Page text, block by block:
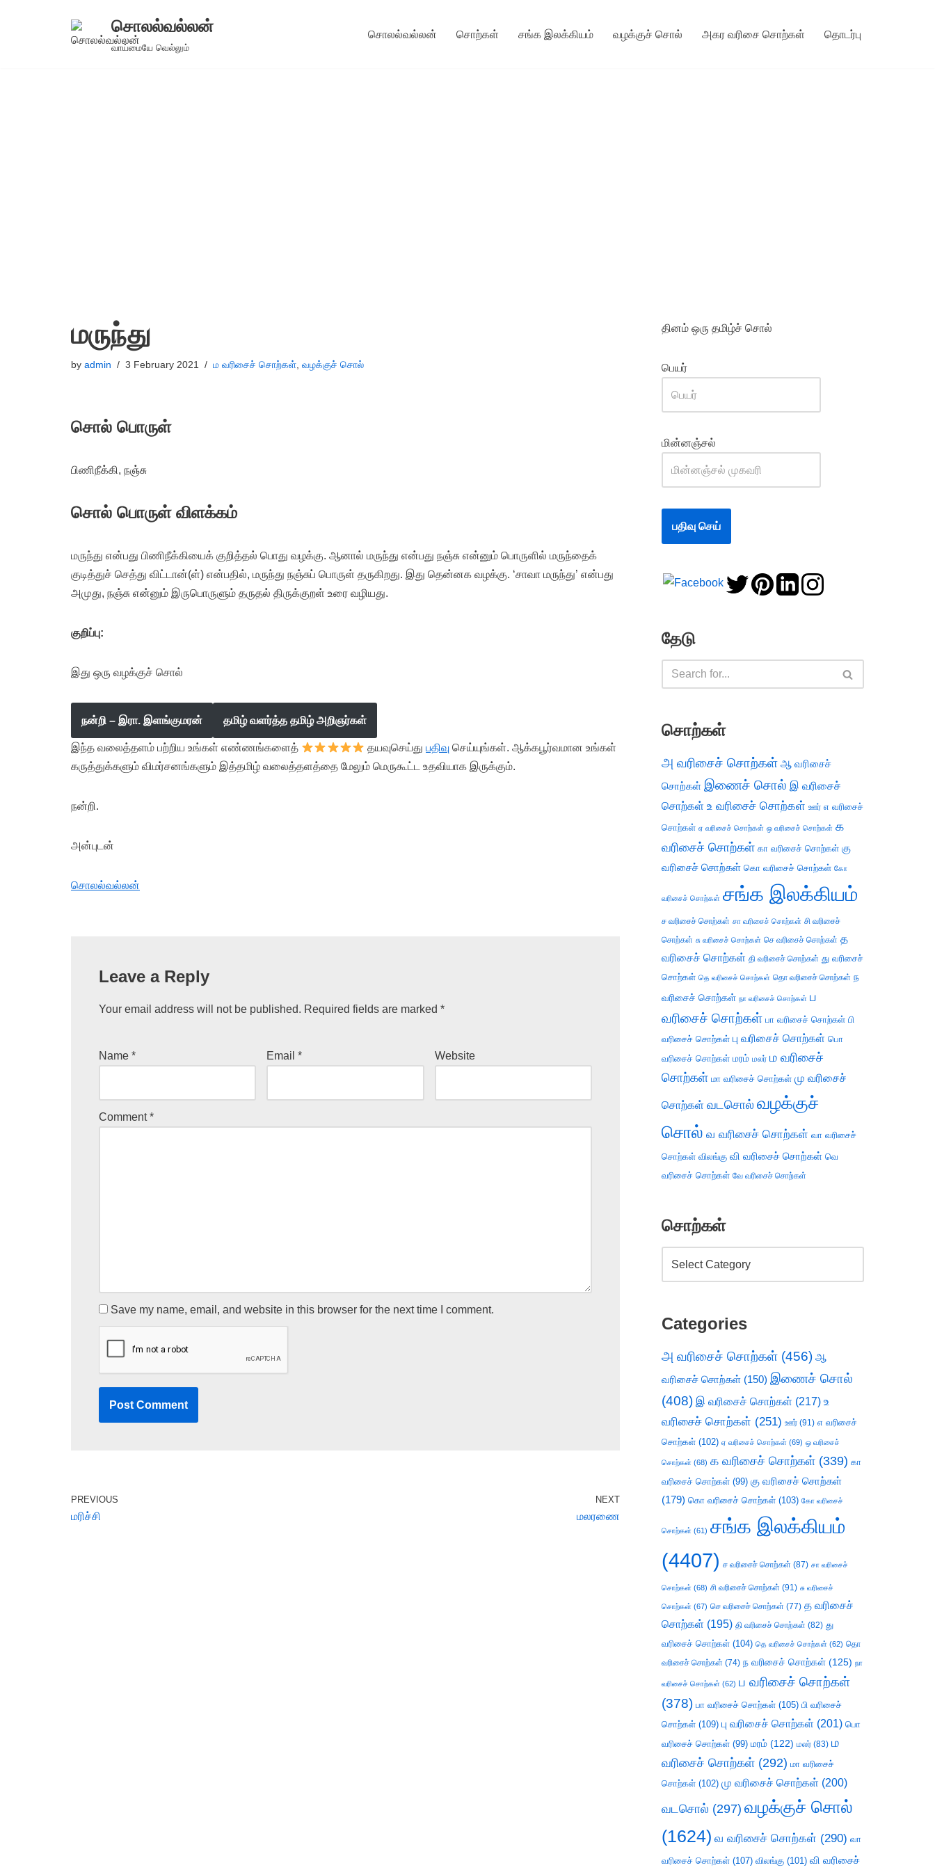
சொலல்வல்லன்
வாய்மையே வெல்லும்
சொலல்வல்லன் சொற்கள் சங்க இலக்கியம் வழக்குச் சொல் அகர வரிசை சொற்கள் தொடர்பு
மருந்து
by admin 3 February 2021 ம வரிசைச் சொற்கள் வழக்குச் சொல்
சொல் பொருள்
பிணிநீக்கி, நஞ்சு
சொல் பொருள் விளக்கம்
மருந்து என்பது பிணிநீக்கியைக் குறித்தல் பொது வழக்கு. ஆனால் மருந்து என்பது நஞ்சு என்னும் பொருளில் மருந்தைக்
குடித்துச் செத்து விட்டான்(ள்) என்பதில், மருந்து நஞ்சுப் பொருள் தருகிறது. இது தென்னக வழக்கு. ‘சாவா மருந்து’ என்பது
அமுது, நஞ்சு என்னும் இருபொருளும் தருதல் திருக்குறள் உரை வழியது.
குறிப்பு:
இது ஒரு வழக்குச் சொல்
நன்றி – இரா. இளங்குமரன் தமிழ் வளர்த்த தமிழ் அறிஞர்கள்
இந்த வலைத்தளம் பற்றிய உங்கள் எண்ணங்களைத் தயவுசெய்துபதிவு செய்யுங்கள். ஆக்கபூர்வமான உங்கள்
கருத்துக்களும் விமர்சனங்களும் இத்தமிழ் வலைத்தளத்தை மேலும் மெருகூட்ட உதவியாக இருக்கும்.
நன்றி.
அன்புடன்
சொலல்வல்லன்
Leave a Reply
Your email address will not be published. Required fields are marked *
Name * Email* Website
Comment*
Save my name, email, and website in this browser for the next time I comment.
PREVIOUS
மரிச்சி
NEXT
மலரணை
தினம் ஒரு தமிழ்ச் சொல்
பெயர்
மின்னஞ்சல்
தேடு
சொற்கள்
அ வரிசைச் சொற்கள் ஆ வரிசைச்
சொற்கள் இணைச் சொல் இ வரிசைச்
சொற்கள் உ வரிசைச் சொற்கள் ஊர் எ வரிசைச்
சொற்கள் ஏ வரிசைச் சொற்கள் ஒ வரிசைச் சொற்கள் க
வரிசைச் சொற்கள் கா வரிசைச் சொற்கள் கு
வரிசைச் சொற்கள் கொ வரிசைச் சொற்கள் கோ
வரிசைச் சொற்கள் சங்க இலக்கியம்
ச வரிசைச் சொற்கள் சா வரிசைச் சொற்கள் சி வரிசைச்
சொற்கள் சு வரிசைச் சொற்கள் செ வரிசைச் சொற்கள் த
வரிசைச் சொற்கள் தி வரிசைச் சொற்கள் து வரிசைச்
சொற்கள் தெ வரிசைச் சொற்கள் தொ வரிசைச் சொற்கள் ந
வரிசைச் சொற்கள் நா வரிசைச் சொற்கள் ப
வரிசைச் சொற்கள் பா வரிசைச் சொற்கள் பி
வரிசைச் சொற்கள் பு வரிசைச் சொற்கள் பொ
வரிசைச் சொற்கள் மரம் மலர் ம வரிசைச்
சொற்கள் மா வரிசைச் சொற்கள் மு வரிசைச்
சொற்கள் வடசொல் வழக்குச்
சொல் வ வரிசைச் சொற்கள் வா வரிசைச்
சொற்கள் விலங்கு வி வரிசைச் சொற்கள் வெ
வரிசைச் சொற்கள் வே வரிசைச் சொற்கள்
சொற்கள்
Categories
அ வரிசைச் சொற்கள் (456) ஆ
வரிசைச் சொற்கள் (150) இணைச் சொல்
(408) இ வரிசைச் சொற்கள் (217) உ
வரிசைச் சொற்கள் (251) ஊர் (91) எ வரிசைச்
சொற்கள் (102) ஏ வரிசைச் சொற்கள் (69) ஒ வரிசைச்
சொற்கள் (68) க வரிசைச் சொற்கள் (339) கா
வரிசைச் சொற்கள் (99) கு வரிசைச் சொற்கள்
(179) கொ வரிசைச் சொற்கள் (103) கோ வரிசைச்
சொற்கள் (61) சங்க இலக்கியம்
(4407) ச வரிசைச் சொற்கள் (87) சா வரிசைச்
சொற்கள் (68) சி வரிசைச் சொற்கள் (91) சு வரிசைச்
சொற்கள் (67) செ வரிசைச் சொற்கள் (77) த வரிசைச்
சொற்கள் (195) தி வரிசைச் சொற்கள் (82) து
வரிசைச் சொற்கள் (104) தெ வரிசைச் சொற்கள் (62) தொ
வரிசைச் சொற்கள் (74) ந வரிசைச் சொற்கள் (125) நா
வரிசைச் சொற்கள் (62) ப வரிசைச் சொற்கள்
(378) பா வரிசைச் சொற்கள் (105) பி வரிசைச்
சொற்கள் (109) பு வரிசைச் சொற்கள் (201) பொ
வரிசைச் சொற்கள் (99) மரம் (122) மலர் (83) ம
வரிசைச் சொற்கள் (292) மா வரிசைச்
சொற்கள் (102) மு வரிசைச் சொற்கள் (200)
வடசொல் (297) வழக்குச் சொல்
(1624) வ வரிசைச் சொற்கள் (290) வா
வரிசைச் சொற்கள் (107) விலங்கு (101) வி வரிசைச்